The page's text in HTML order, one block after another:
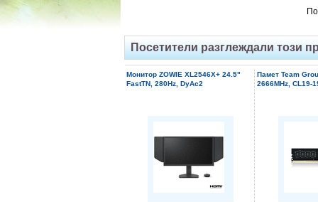
Посетители разглеждали този
Монитор ZOWIE XL2546X+ 24.5"
FastTN, 280Hz, DyAc2
Памет Team
2666MHz, CL19-